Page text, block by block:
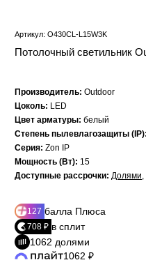
Артикул: O430CL-L15W3K
Потолочный светильник
Производитель: Outdoor
Цоколь: LED
Цвет арматуры: белый
Степень пылевлагозащиты (IP):
Серия: Zon IP
Мощность (Вт): 15
Доступные рассрочки: Долями,
127 балла Плюса
708 ₽ в сплит
1062 долями
1062 ₽